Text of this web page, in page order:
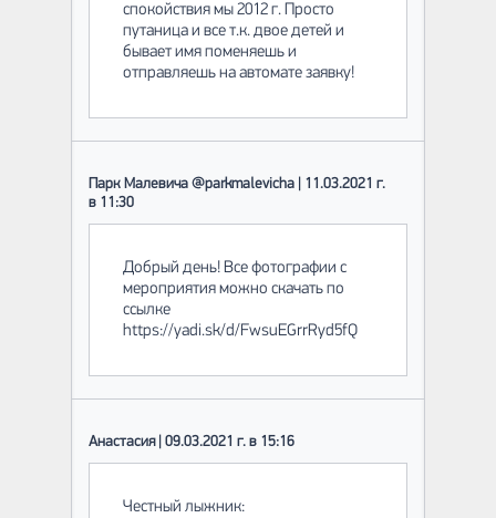
спокойствия мы 2012 г. Просто
путаница и все т.к. двое детей и
бывает имя поменяешь и
отправляешь на автомате заявку!
Парк Малевича @parkmalevicha | 11.03.2021 г.
в 11:30
Добрый день! Все фотографии с
мероприятия можно скачать по
ссылке
https://yadi.sk/d/FwsuEGrrRyd5fQ
Анастасия | 09.03.2021 г. в 15:16
Честный лыжник: